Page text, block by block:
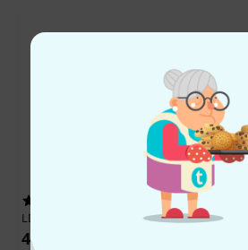
LD Systems
4 333 kr
Yamaha